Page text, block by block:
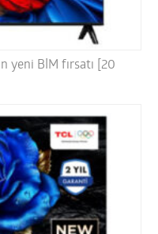
yeni BİM fırsatı [20